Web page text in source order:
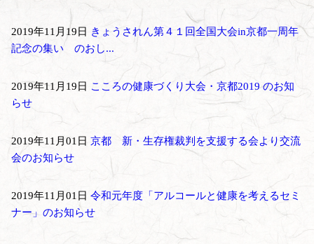
2019年11月19日 きょうされん第４１回全国大会in京都一周年
記念の集い のおし...
2019年11月19日 こころの健康づくり大会・京都2019 のお知
らせ
2019年11月01日 京都 新・生存権裁判を支援する会より交流
会のお知らせ
2019年11月01日 令和元年度「アルコールと健康を考えるセミ
ナー」のお知らせ